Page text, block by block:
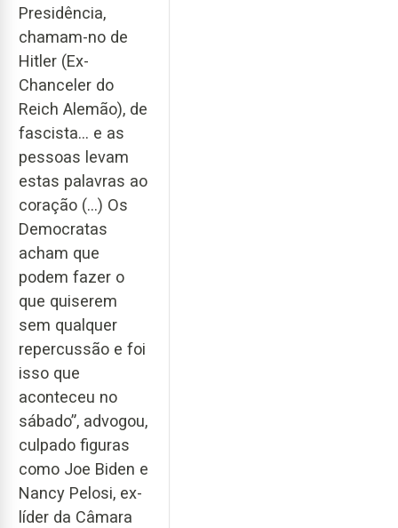
Presidência,
chamam-no de
Hitler (Ex-
Chanceler do
Reich Alemão), de
fascista… e as
pessoas levam
estas palavras ao
coração (…) Os
Democratas
acham que
podem fazer o
que quiserem
sem qualquer
repercussão e foi
isso que
aconteceu no
sábado”, advogou,
culpado figuras
como Joe Biden e
Nancy Pelosi, ex-
líder da Câmara